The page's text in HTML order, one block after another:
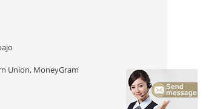
Union, MoneyGram